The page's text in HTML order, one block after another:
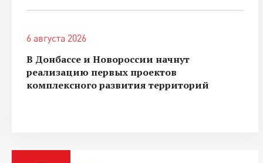
6 августа 2026
В Донбассе и Новороссии начнут
реализацию первых проектов
комплексного развития территорий